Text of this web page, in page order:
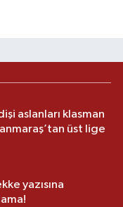
aslanları klasman
üst lige
yazısına